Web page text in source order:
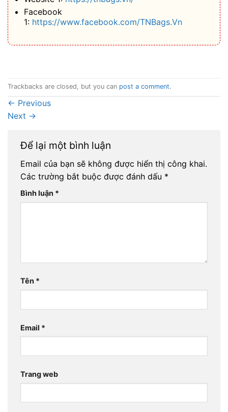
Facebook
1: https://www.facebook.com/TNBags.Vn
Trackbacks are closed, but you can post a comment.
← Previous
Next →
Để lại một bình luận
Email của bạn sẽ không được hiển thị công khai.
Các trường bắt buộc được đánh dấu *
Bình luận *
Tên *
Email *
Trang web